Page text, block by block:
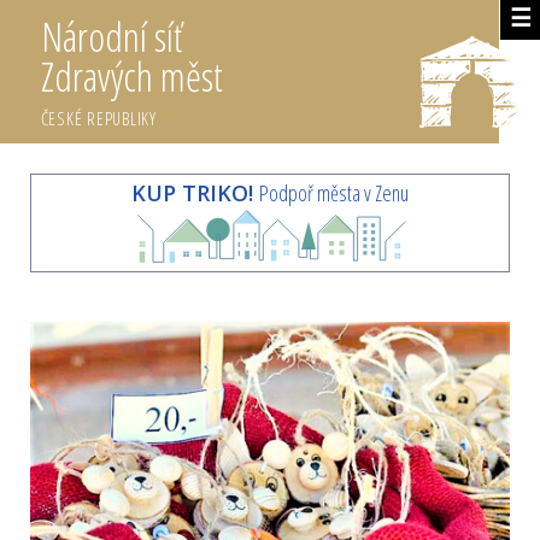
☰
Národní síť
Zdravých měst
ČESKÉ REPUBLIKY
KUP TRIKO! Podpoř města v Zenu